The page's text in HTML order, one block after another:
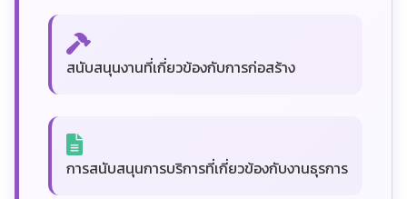
สนับสนุนงานที่เกี่ยวข้องกับการก่อสร้าง
การสนับสนุนการบริการที่เกี่ยวข้องกับงานธุรการ